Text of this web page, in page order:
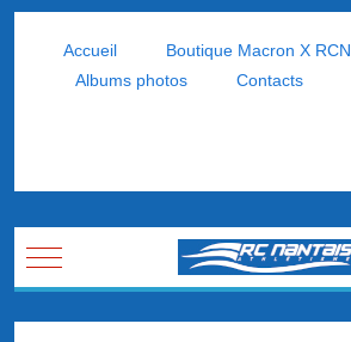
Accueil
Boutique Macron X RCN
Albums photos
Contacts
Mobile Menu Toggle